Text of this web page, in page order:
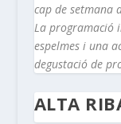
cap de setmana
La programació
espelmes i una
degustació de
ALTA